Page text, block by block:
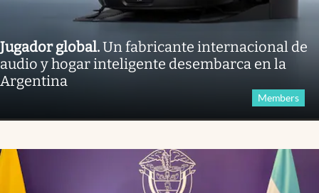
Jugador global.Un fabricante internacional de
audio y hogar inteligente desembarca en la
Argentina
Members